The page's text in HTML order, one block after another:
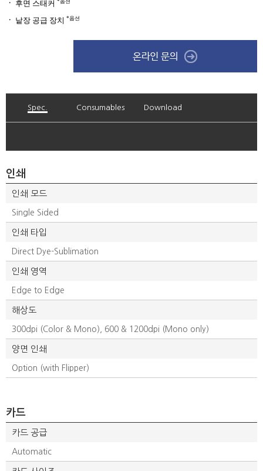
ㆍ 후면 스태커 *옵션
ㆍ 낱장 공급 장치 *옵션
Spec. Consumables Download
인쇄
인쇄 모드
Single Sided
인쇄 타입
Direct Dye-Sublimation
인쇄 영역
Edge to Edge
해상도
300dpi (Color & Mono), 600 & 1200dpi (Mono only)
양면 인쇄
Option (with Flipper)
카드
카드 공급
Automatic